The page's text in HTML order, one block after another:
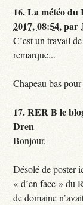
16.La météo
2017, 08:54,par
C’est un travail
remarque...
Chapeau bas
17.RER B le
Dren
Bonjour,
Désolé de poster
« d’en face » du
de domaine